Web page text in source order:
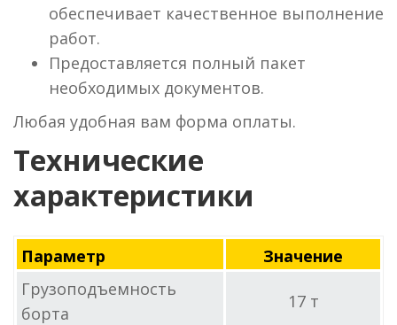
обеспечивает качественное выполнение
работ.
Предоставляется полный пакет
необходимых документов.
Любая удобная вам форма оплаты.
Технические
характеристики
Параметр
Значение
Грузоподъемность
борта
17 т